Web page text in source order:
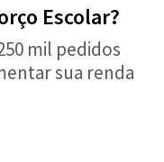
Escolar?
mil pedidos
sua renda